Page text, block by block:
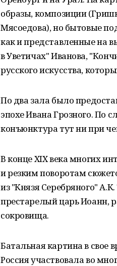
образы, композиции
Мясоедова), но бытовые
как и представленные на
в Уветичах" Иванова,
русского искусства,
По два зала было
эпохе Ивана Грозного. По
конъюнктура тут ни при
В конце XIX века многих
и резким поворотам
из "Князя Серебряного"
престарелый царь Иоанн,
сокровища.
Батальная картина в свое
Россия участвовала во